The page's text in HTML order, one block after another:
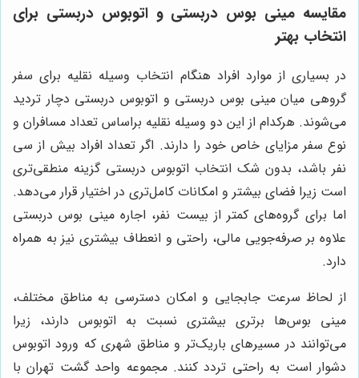
مقایسه مینی بوس دربستی و اتوبوس دربستی برای
انتخاب بهتر
در بسیاری از موارد افراد هنگام انتخاب وسیله نقلیه برای سفر
گروهی میان مینی بوس دربستی و اتوبوس دربستی دچار تردید
می‌شوند. هرکدام از این دو وسیله نقلیه براساس تعداد مسافران و
نوع سفر مزایای خاص خود را دارند. اگر تعداد افراد بیش از سی
نفر باشد، بدون شک انتخاب اتوبوس دربستی گزینه منطقی‌تری
است زیرا فضای بیشتر و امکانات کامل‌تری در اختیار قرار می‌دهد.
اما برای گروه‌های کمتر از بیست نفر، اجاره مینی بوس دربستی
علاوه بر صرفه‌جویی مالی، راحتی و انعطاف بیشتری نیز به همراه
دارد.
از لحاظ سرعت جابجایی و امکان دسترسی به مناطق مختلف،
مینی بوس‌ها برتری بیشتری نسبت به اتوبوس دارند، زیرا
می‌توانند در مسیرهای باریک‌تر و مناطق شهری که ورود اتوبوس
دشوار است به راحتی تردد کنند. مجموعه واحد گشت تهران با